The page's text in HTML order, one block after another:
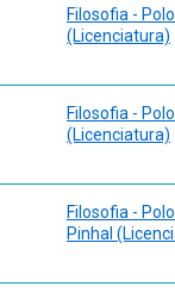
Filosofia -
(Licenciatura)
Filosofia -
(Licenciatura)
Filosofia -
Pinhal